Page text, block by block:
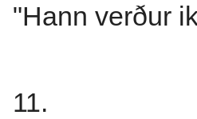
"Hann verður
11.